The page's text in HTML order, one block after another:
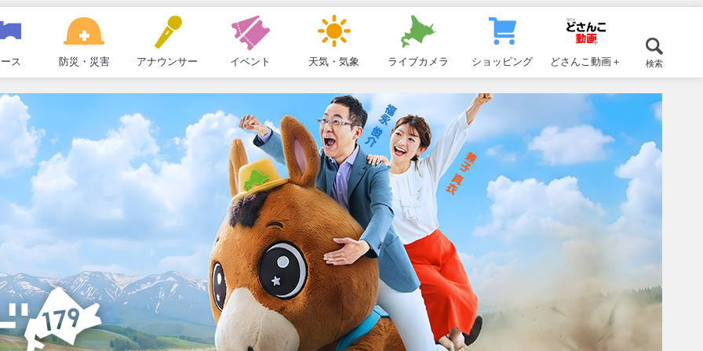
ス 防災・災害 アナウンサー イベント 天気・気象 ライブカメラ ショッピング どさんこ動画＋ 検索